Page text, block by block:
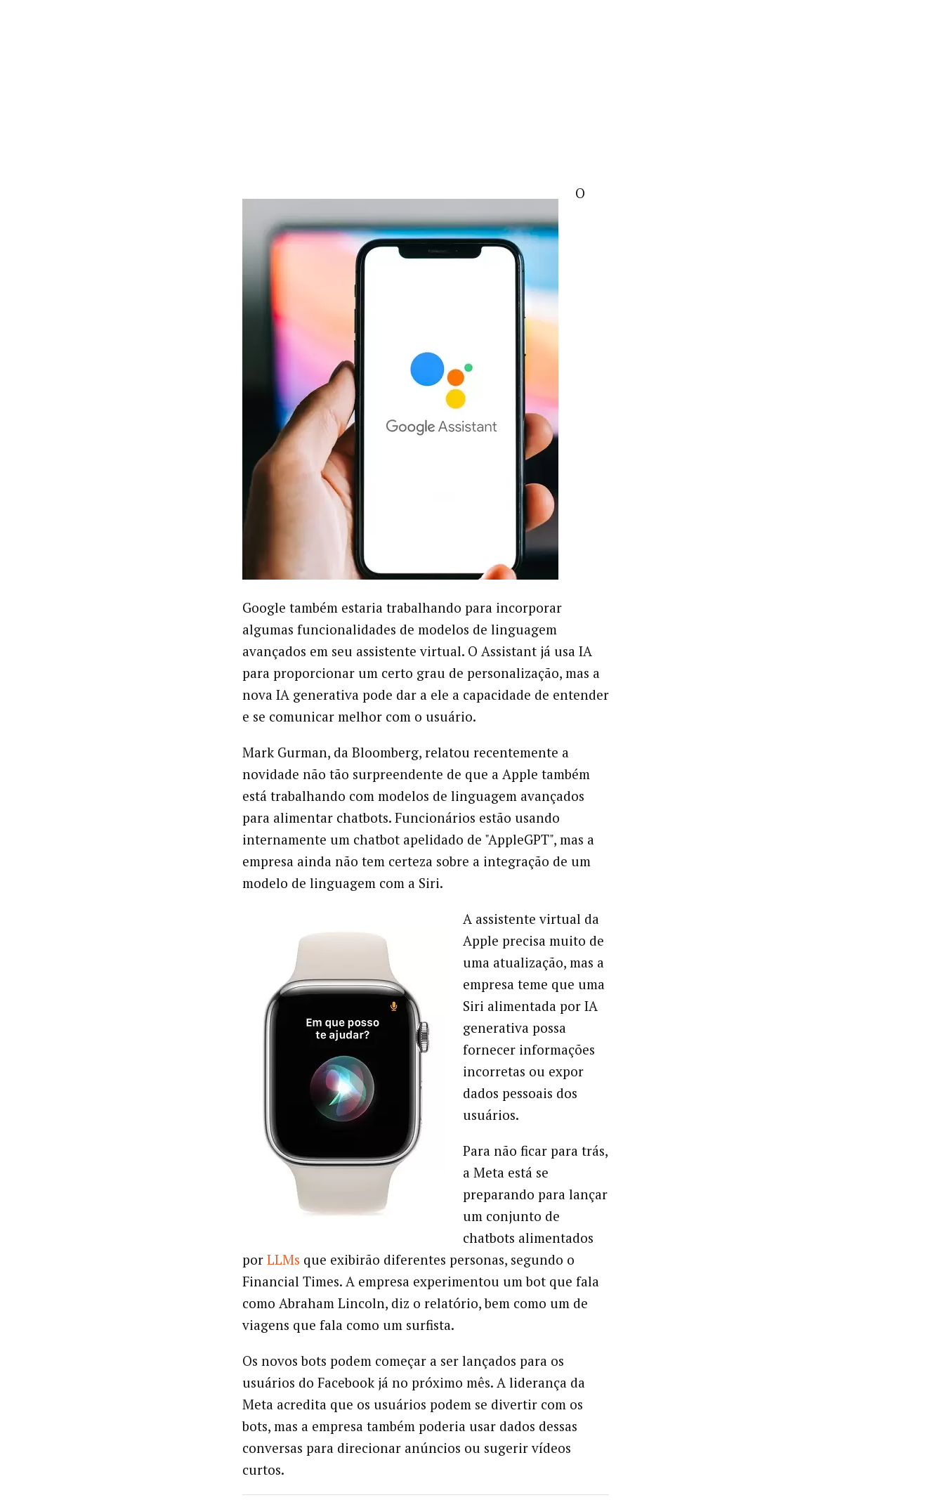
O
Google também estaria trabalhando para incorporar
algumas funcionalidades de modelos de linguagem
avançados em seu assistente virtual. O Assistant já usa IA
para proporcionar um certo grau de personalização, mas a
nova IA generativa pode dar a ele a capacidade de entender
e se comunicar melhor com o usuário.
Mark Gurman, da Bloomberg, relatou recentemente a
novidade não tão surpreendente de que a Apple também
está trabalhando com modelos de linguagem avançados
para alimentar chatbots. Funcionários estão usando
internamente um chatbot apelidado de "AppleGPT", mas a
empresa ainda não tem certeza sobre a integração de um
modelo de linguagem com a Siri.
A assistente virtual da
Apple precisa muito de
uma atualização, mas a
empresa teme que uma
Siri alimentada por IA
generativa possa
fornecer informações
incorretas ou expor
dados pessoais dos
usuários.
Para não ficar para trás,
a Meta está se
preparando para lançar
um conjunto de
chatbots alimentados
por LLMs que exibirão diferentes personas, segundo o
Financial Times. A empresa experimentou um bot que fala
como Abraham Lincoln, diz o relatório, bem como um de
viagens que fala como um surfista.
Os novos bots podem começar a ser lançados para os
usuários do Facebook já no próximo mês. A liderança da
Meta acredita que os usuários podem se divertir com os
bots, mas a empresa também poderia usar dados dessas
conversas para direcionar anúncios ou sugerir vídeos
curtos.